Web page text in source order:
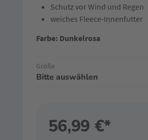
Schutz vor Wind und Regen
weiches Fleece-Innenfutter
Farbe: Dunkelrosa
Größe
Bitte auswählen
56,99 €*